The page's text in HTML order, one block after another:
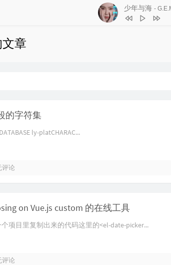
少年与海 - G.E.M.
Nothings Gonna
章
的字符集
ly-platCHARAC...
评论
on Vue.js custom 的在线工具
项目里复制出来的代码这里的<el-date-picker...
评论